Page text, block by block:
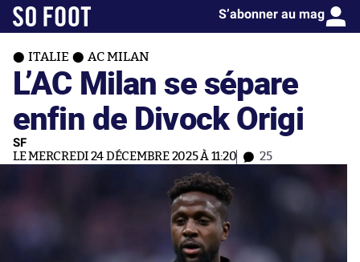
S’abonner au mag
ITALIE AC MILAN
L’AC Milan se sépare
enfin de Divock Origi
SF
LE MERCREDI 24 DÉCEMBRE 2025 À 11:20 25